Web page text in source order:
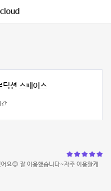
덕션 스페이스
간
요😊 잘 이용했습니다~자주 이용할게